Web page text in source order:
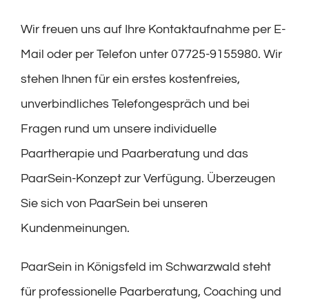
Wir freuen uns auf Ihre Kontaktaufnahme per E-
Mail oder per Telefon unter 07725-9155980. Wir
stehen Ihnen für ein erstes kostenfreies,
unverbindliches Telefongespräch und bei
Fragen rund um unsere individuelle
Paartherapie und Paarberatung und das
PaarSein-Konzept zur Verfügung. Überzeugen
Sie sich von PaarSein bei unseren
Kundenmeinungen.
PaarSein in Königsfeld im Schwarzwald steht
für professionelle Paarberatung, Coaching und